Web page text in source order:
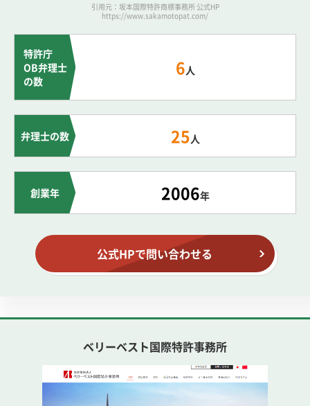
引用元：坂本国際特許商標事務所 公式HP
https://www.sakamotopat.com/
特許庁
OB弁理士
の数
6人
弁理士の数 25人
創業年 2006年
公式HPで問い合わせる
ベリーベスト国際特許事務所